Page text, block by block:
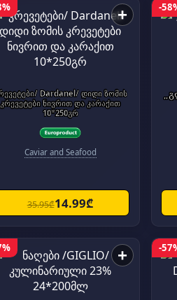
+
Dardanel/ დიდი ზომის
კრევეტები ნივრით და კარაქით
10*250გრ
Caviar and Seafood
35.95₾14.99₾
-
+ -